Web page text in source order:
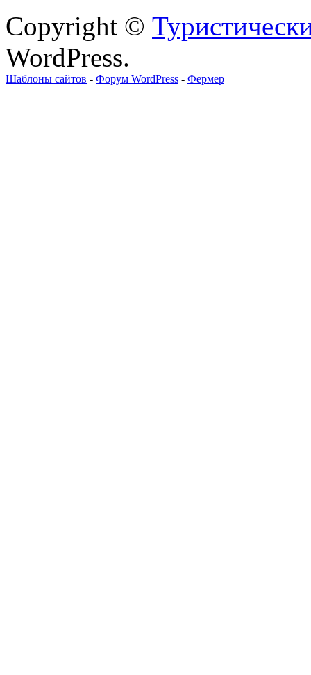
Copyright ©
WordPress.
Шаблоны сайтов - Форум WordPress - Фермер